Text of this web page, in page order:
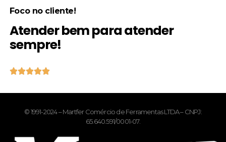
Foco no cliente!
Atender bem para atender
sempre!

© 1991-2024 – Martfer Comércio de Ferramentas LTDA – CNPJ:
65.640.591/0001-07.